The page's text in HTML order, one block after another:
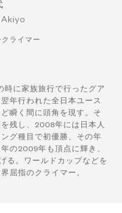
ライマー
時に家族旅行で行ったグア
年行われた全日本ユース
瞬く間に頭角を現す。そ
残し、2008年には日本人
グ種目で初優勝、その年
の2009年も頂点に輝き、
る。ワールドカップなどを
屈指のクライマー。